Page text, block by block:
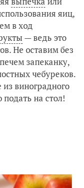
яиц,
в ход
— ведь это
Не оставим без
запеканку,
чебуреков.
виноградного
на стол!